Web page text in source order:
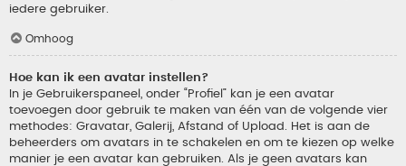
iedere gebruiker.
Omhoog
Hoe kan ik een avatar instellen?
In je Gebruikerspaneel, onder “Profiel” kan je een avatar
toevoegen door gebruik te maken van één van de volgende vier
methodes: Gravatar, Galerij, Afstand of Upload. Het is aan de
beheerders om avatars in te schakelen en om te kiezen op welke
manier je een avatar kan gebruiken. Als je geen avatars kan